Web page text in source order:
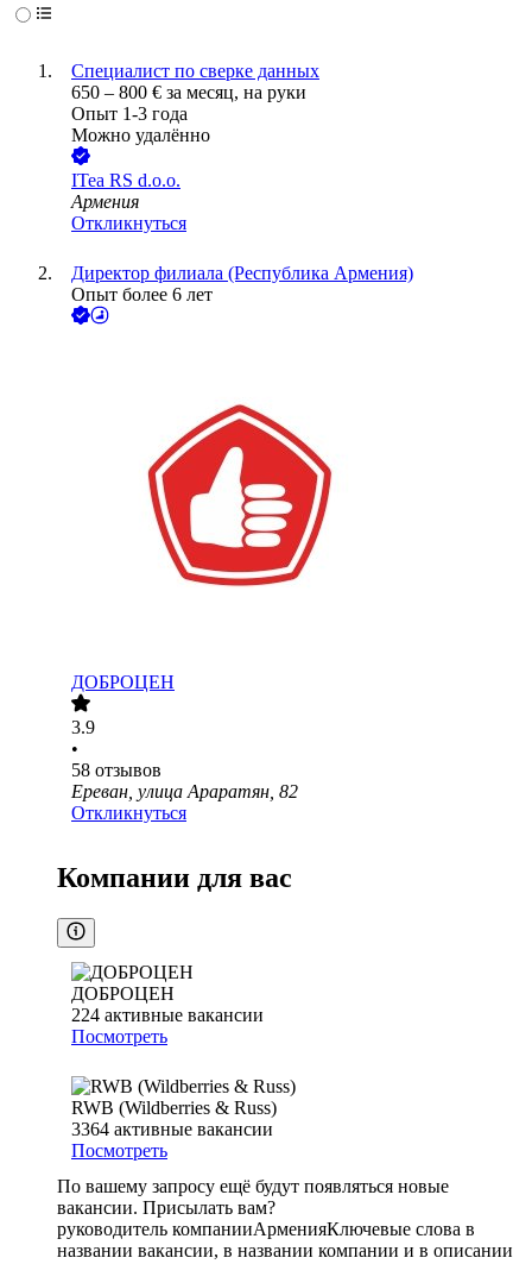
Специалист по сверке данных
650 – 800 € за месяц, на руки
Опыт 1-3 года
Можно удалённо
ITea RS d.o.o.
Армения
Откликнуться
Директор филиала (Республика Армения)
Опыт более 6 лет
ДОБРОЦЕН
3.9
•
58 отзывов
Ереван, улица Араратян, 82
Откликнуться
Компании для вас
ДОБРОЦЕН
224 активные вакансии
Посмотреть
RWB (Wildberries & Russ)
3364 активные вакансии
Посмотреть
По вашему запросу ещё будут появляться новые
вакансии. Присылать вам?
руководитель компанииАрменияКлючевые слова в
названии вакансии, в названии компании и в описании